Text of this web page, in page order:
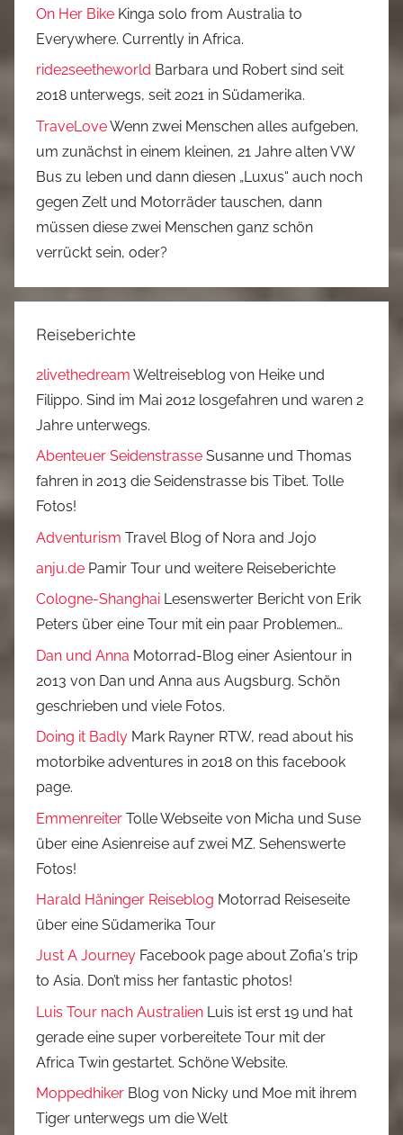
On Her Bike Kinga solo from Australia to
Everywhere. Currently in Africa.
ride2seetheworld Barbara und Robert sind seit
2018 unterwegs, seit 2021 in Südamerika.
TraveLoveWenn zwei Menschen alles aufgeben,
um zunächst in einem kleinen, 21 Jahre alten VW
Bus zu leben und dann diesen „Luxus“ auch noch
gegen Zelt und Motorräder tauschen, dann
müssen diese zwei Menschen ganz schön
verrückt sein, oder?
Reiseberichte
2livethedream Weltreiseblog von Heike und
Filippo. Sind im Mai 2012 losgefahren und waren 2
Jahre unterwegs.
Abenteuer Seidenstrasse Susanne und Thomas
fahren in 2013 die Seidenstrasse bis Tibet. Tolle
Fotos!
Adventurism Travel Blog of Nora and Jojo
anju.de Pamir Tour und weitere Reiseberichte
Cologne-Shanghai Lesenswerter Bericht von Erik
Peters über eine Tour mit ein paar Problemen…
Dan und Anna Motorrad-Blog einer Asientour in
2013 von Dan und Anna aus Augsburg. Schön
geschrieben und viele Fotos.
Doing it Badly Mark Rayner RTW, read about his
motorbike adventures in 2018 on this facebook
page.
Emmenreiter Tolle Webseite von Micha und Suse
über eine Asienreise auf zwei MZ. Sehenswerte
Fotos!
Harald Häninger Reiseblog Motorrad Reiseseite
über eine Südamerika Tour
Just A Journey Facebook page about Zofia's trip
to Asia. Don’t miss her fantastic photos!
Luis Tour nach Australien Luis ist erst 19 und hat
gerade eine super vorbereitete Tour mit der
Africa Twin gestartet. Schöne Website.
Moppedhiker Blog von Nicky und Moe mit ihrem
Tiger unterwegs um die Welt